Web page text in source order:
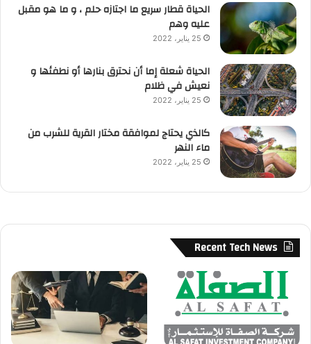
الحياة قطار سريع ما اجتازه حلم ، و ما هو مقبل
عليه وهم
25 يناير، 2022
الحياة شعلة إما أن نحترق بنارها أو نطفئها و
نعيش في ظلام
25 يناير، 2022
كالذي يحتاج لموافقة مختار القرية للشرب من
ماء النهر
25 يناير، 2022
Recent Tech News